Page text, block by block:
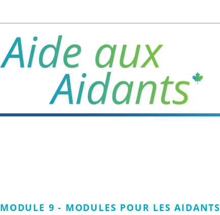
contenu
principal
MODULE 9 - MODULES POUR LES AIDANTS